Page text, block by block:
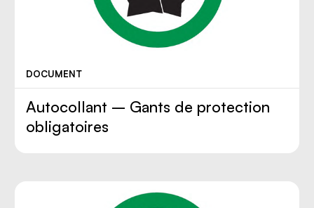
DOCUMENT
Autocollant – Gants de protection
obligatoires